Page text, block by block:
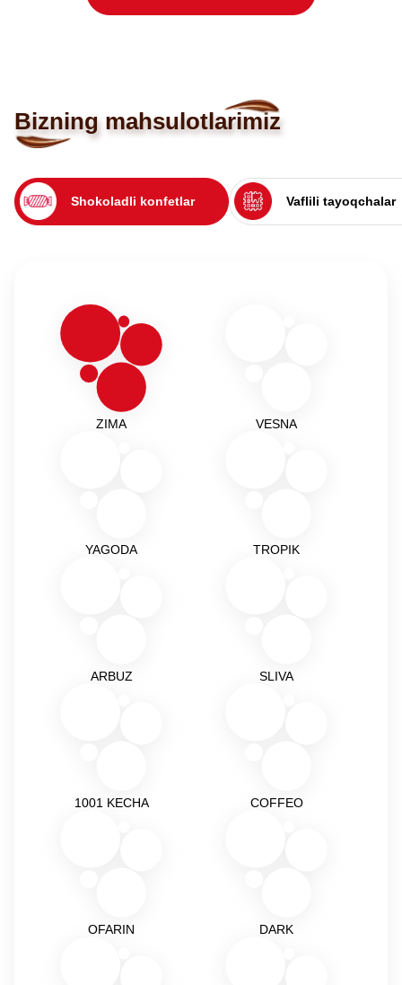
Bizning mahsulotlarimiz
Shokoladli konfetlar Vaflili tayoqchalar
ZIMA VESNA
YAGODA TROPIK
ARBUZ SLIVA
1001 KECHA COFFEO
OFARIN DARK